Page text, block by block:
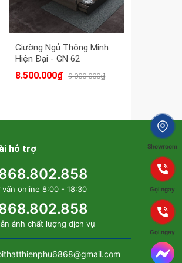
Giường Ngủ Thông Minh
Hiện Đại - GN 62
8.500.000₫ 9.000.000₫
hỗ trợ
vấn online 8:00 - 18:30
ánh chất lượng dịch vụ
Showroom
Gọi ngay
Gọi ngay